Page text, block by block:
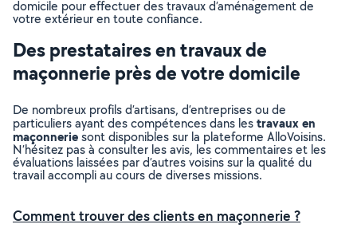
domicile pour effectuer des travaux d’aménagement de
votre extérieur en toute confiance.
Des prestataires en travaux de
maçonnerie près de votre domicile
De nombreux profils d’artisans, d’entreprises ou de
particuliers ayant des compétences dans lestravaux en
maçonneriesont disponibles sur la plateforme AlloVoisins.
N’hésitez pas à consulter les avis, les commentaires et les
évaluations laissées par d’autres voisins sur la qualité du
travail accompli au cours de diverses missions.
Comment trouver des clients en maçonnerie ?